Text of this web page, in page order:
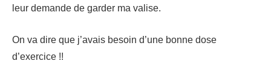
leur demande de garder ma valise.
On va dire que j’avais besoin d’une bonne dose
d’exercice !!